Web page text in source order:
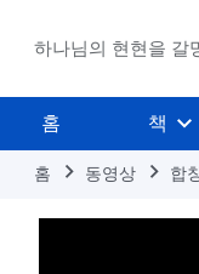
하나님의 현현을 갈
홈 책
홈 동영상 합